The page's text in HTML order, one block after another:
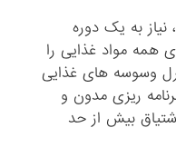
به یک دوره
همه مواد غذایی را
وسوسه های غذایی
ریزی مدون و
بیش از حد